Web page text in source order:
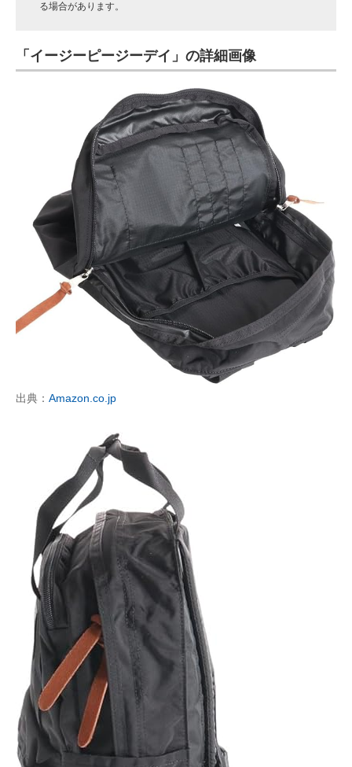
る場合があります。
「イージーピージーデイ」の詳細画像
出典： Amazon.co.jp